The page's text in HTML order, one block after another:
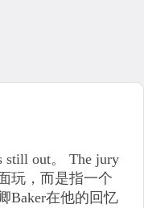
still out。 The jury
玩，而是指一个
Baker在他的回忆